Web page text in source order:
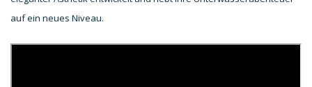
auf ein neues Niveau.